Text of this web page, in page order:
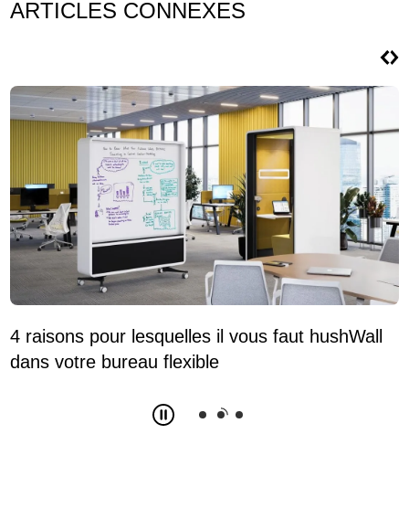
ARTICLES CONNEXES
4 raisons pour lesquelles il vous faut hushWall
dans votre bureau flexible